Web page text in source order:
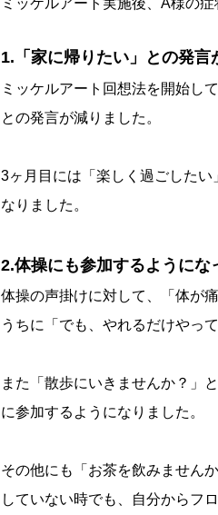
ミッケルアート実施後、A様の
1.「家に帰りたい」との発言
ミッケルアート回想法を開始し
との発言が減りました。
3ヶ月目には「楽しく過ごした
なりました。
2.体操にも参加するようにな
体操の声掛けに対して、「体が
うちに「でも、やれるだけやっ
また「散歩にいきませんか？」
に参加するようになりました。
その他にも「お茶を飲みません
していない時でも、自分からフ